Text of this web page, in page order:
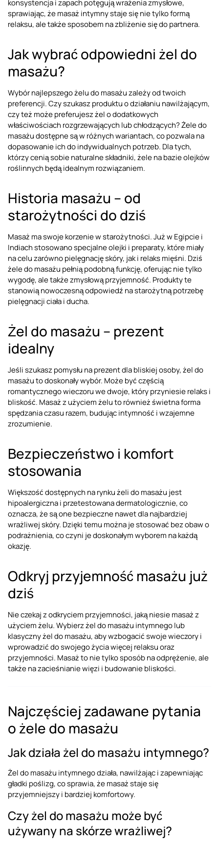
konsystencja i zapach potęgują wrażenia zmysłowe,
sprawiając, że masaż intymny staje się nie tylko formą
relaksu, ale także sposobem na zbliżenie się do partnera.
Jak wybrać odpowiedni żel do
masażu?
Wybór najlepszego żelu do masażu zależy od twoich
preferencji. Czy szukasz produktu o działaniu nawilżającym,
czy też może preferujesz żel o dodatkowych
właściwościach rozgrzewających lub chłodzących? Żele do
masażu dostępne są w różnych wariantach, co pozwala na
dopasowanie ich do indywidualnych potrzeb. Dla tych,
którzy cenią sobie naturalne składniki, żele na bazie olejków
roślinnych będą idealnym rozwiązaniem.
Historia masażu – od
starożytności do dziś
Masaż ma swoje korzenie w starożytności. Już w Egipcie i
Indiach stosowano specjalne olejki i preparaty, które miały
na celu zarówno pielęgnację skóry, jak i relaks mięśni. Dziś
żele do masażu pełnią podobną funkcję, oferując nie tylko
wygodę, ale także zmysłową przyjemność. Produkty te
stanowią nowoczesną odpowiedź na starożytną potrzebę
pielęgnacji ciała i ducha.
Żel do masażu – prezent
idealny
Jeśli szukasz pomysłu na prezent dla bliskiej osoby, żel do
masażu to doskonały wybór. Może być częścią
romantycznego wieczoru we dwoje, który przyniesie relaks i
bliskość. Masaż z użyciem żelu to również świetna forma
spędzania czasu razem, budując intymność i wzajemne
zrozumienie.
Bezpieczeństwo i komfort
stosowania
Większość dostępnych na rynku żeli do masażu jest
hipoalergiczna i przetestowana dermatologicznie, co
oznacza, że są one bezpieczne nawet dla najbardziej
wrażliwej skóry. Dzięki temu można je stosować bez obaw o
podrażnienia, co czyni je doskonałym wyborem na każdą
okazję.
Odkryj przyjemność masażu już
dziś
Nie czekaj z odkryciem przyjemności, jaką niesie masaż z
użyciem żelu. Wybierz żel do masażu intymnego lub
klasyczny żel do masażu, aby wzbogacić swoje wieczory i
wprowadzić do swojego życia więcej relaksu oraz
przyjemności. Masaż to nie tylko sposób na odprężenie, ale
także na zacieśnianie więzi i budowanie bliskości.
Najczęściej zadawane pytania
o żele do masażu
Jak działa żel do masażu intymnego?
Żel do masażu intymnego działa, nawilżając i zapewniając
gładki poślizg, co sprawia, że masaż staje się
przyjemniejszy i bardziej komfortowy.
Czy żel do masażu może być
używany na skórze wrażliwej?